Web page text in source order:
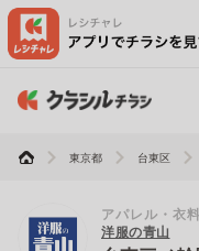
東京都 台東区
アパレル・衣
洋服の青山